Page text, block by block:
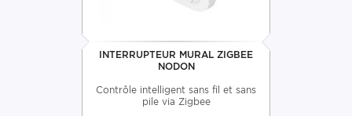
INTERRUPTEUR MURAL ZIGBEE
NODON
Contrôle intelligent sans fil et sans
pile via Zigbee